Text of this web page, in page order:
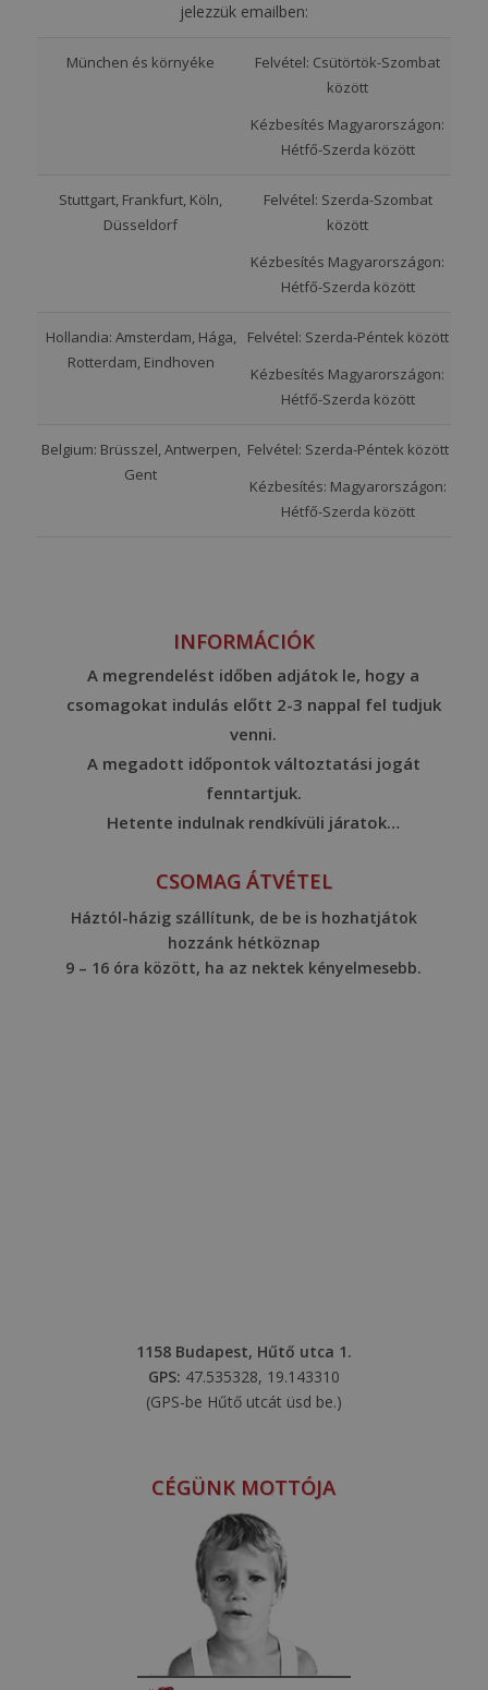
jelezzük emailben:
München és környéke
Felvétel: Csütörtök-Szombat
között
Kézbesítés Magyarországon:
Hétfő-Szerda között
Stuttgart, Frankfurt, Köln,
Düsseldorf
Felvétel: Szerda-Szombat
között
Kézbesítés Magyarországon:
Hétfő-Szerda között
Hollandia: Amsterdam, Hága,
Rotterdam, Eindhoven
Felvétel: Szerda-Péntek között
Kézbesítés Magyarországon:
Hétfő-Szerda között
Belgium: Brüsszel, Antwerpen,
Gent
Felvétel: Szerda-Péntek között
Kézbesítés: Magyarországon:
Hétfő-Szerda között
INFORMÁCIÓK
A megrendelést időben adjátok le, hogy a
csomagokat indulás előtt 2-3 nappal fel tudjuk
venni.
A megadott időpontok változtatási jogát
fenntartjuk.
Hetente indulnak rendkívüli járatok…
CSOMAG ÁTVÉTEL
Háztól-házig szállítunk, de be is hozhatjátok
hozzánk hétköznap
9 – 16 óra között, ha az nektek kényelmesebb.
1158 Budapest, Hűtő utca 1.
GPS: 47.535328, 19.143310
(GPS-be Hűtő utcát üsd be.)
CÉGÜNK MOTTÓJA